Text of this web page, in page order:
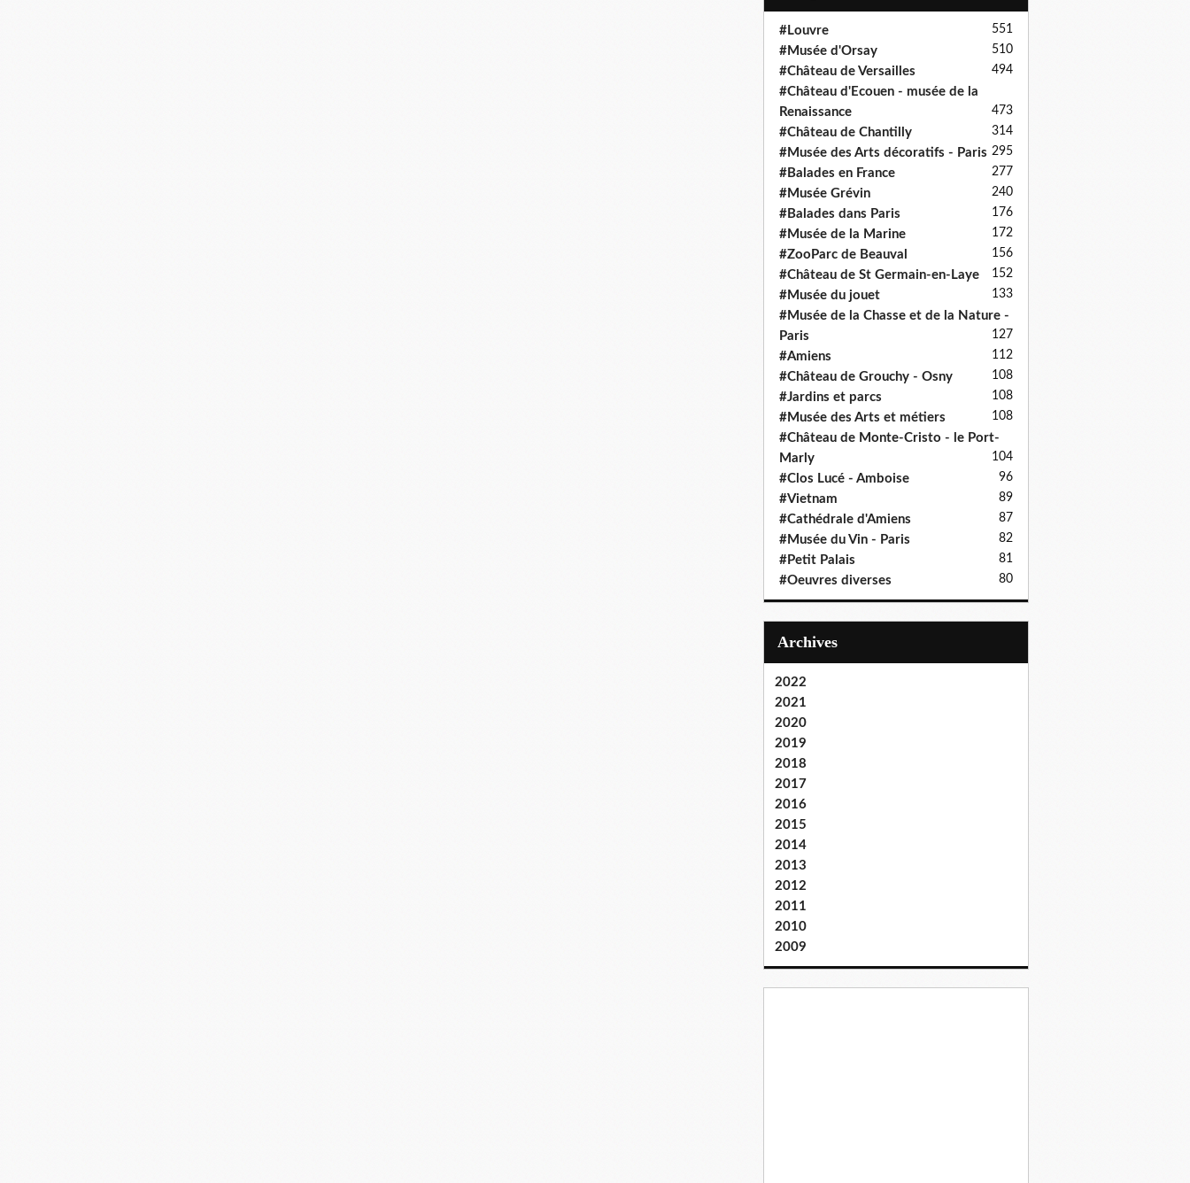
#Louvre 551
#Musée d'Orsay 510
#Château de Versailles 494
#Château d'Ecouen - musée de la
Renaissance
473
#Château de Chantilly 314
#Musée des Arts décoratifs - Paris 295
#Balades en France 277
#Musée Grévin 240
#Balades dans Paris 176
#Musée de la Marine 172
#ZooParc de Beauval 156
#Château de St Germain-en-Laye 152
#Musée du jouet 133
#Musée de la Chasse et de la Nature -
Paris
127
#Amiens 112
#Château de Grouchy - Osny 108
#Jardins et parcs 108
#Musée des Arts et métiers 108
#Château de Monte-Cristo - le Port-
Marly
104
#Clos Lucé - Amboise 96
#Vietnam 89
#Cathédrale d'Amiens 87
#Musée du Vin - Paris 82
#Petit Palais 81
#Oeuvres diverses 80
Archives
2022
2021
2020
2019
2018
2017
2016
2015
2014
2013
2012
2011
2010
2009